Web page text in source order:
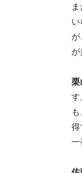
が
栗
す
得
一